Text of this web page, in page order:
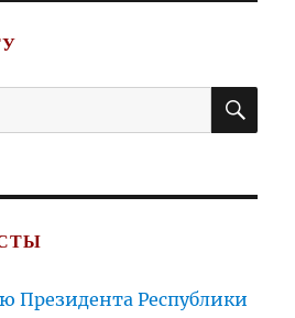
Президента Республики